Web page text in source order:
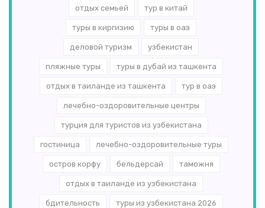
отдых семьей тур в китай
туры в киргизию туры в оаэ
деловой туризм узбекистан
пляжные туры туры в дубай из ташкента
отдых в таиланде из ташкента тур в оаэ
лечебно-оздоровительные центры
турция для туристов из узбекистана
гостиница лечебно-оздоровительные туры
остров корфу бельдерсай таможня
отдых в таиланде из узбекистана
бдительность туры из узбекистана 2026